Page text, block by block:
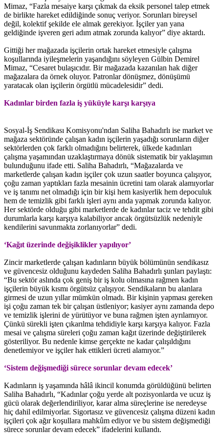
Mimaz, “Fazla mesaiye karşı çıkmak da eksik personel talep etmek
de birlikte hareket edildiğinde sonuç veriyor. Sorunları bireysel
değil, kolektif şekilde ele almak gerekiyor. İşçiler yan yana
geldiğinde işveren geri adım atmak zorunda kalıyor” diye aktardı.
Gittiği her mağazada işçilerin ortak hareket etmesiyle çalışma
koşullarında iyileşmelerin yaşandığını söyleyen Gülbin Demirel
Mimaz, “Cesaret bulaşıcıdır. Bir mağazada kazanılan hak diğer
mağazalara da örnek oluyor. Patronlar dönüşmez, dönüşümü
yaratacak olan işçilerin örgütlü mücadelesidir” dedi.
Kadınlar birden fazla iş yüküyle karşı karşıya
Sosyal-İş Sendikası Komisyonu'ndan Saliha Bahadırlı ise market ve
mağaza sektöründe çalışan kadın işçilerin yaşadığı sorunların diğer
sektörlerden çok farklı olmadığını belirterek, ülkede kadınları
çalışma yaşamından uzaklaştırmaya dönük sistematik bir yaklaşımın
bulunduğunu ifade etti. Saliha Bahadırlı, “Mağazalarda ve
marketlerde çalışan kadın işçiler çok uzun saatler boyunca çalışıyor,
çoğu zaman yaptıkları fazla mesainin ücretini tam olarak alamıyorlar
ve iş tanımı net olmadığı için bir kişi hem kasiyerlik hem depoculuk
hem de temizlik gibi farklı işleri aynı anda yapmak zorunda kalıyor.
Her sektörde olduğu gibi marketlerde de kadınlar taciz ve tehdit gibi
durumlarla karşı karşıya kalabiliyor ancak örgütsüzlük nedeniyle
kendilerini savunmakta zorlanıyorlar” dedi.
‘Kağıt üzerinde değişiklikler yapılıyor’
Zincir marketlerde çalışan kadınların büyük bölümünün sendikasız
ve güvencesiz olduğunu kaydeden Saliha Bahadırlı şunları paylaştı:
“Bu sektör aslında çok geniş bir iş kolu olmasına rağmen kadın
işçilerin büyük kısmı örgütsüz çalışıyor. Sendikaların bu alanlara
girmesi de uzun yıllar mümkün olmadı. Bir kişinin yapması gereken
işi çoğu zaman tek bir çalışan üstleniyor; kasiyer aynı zamanda depo
ve temizlik işlerini de yürütüyor ve buna rağmen işten ayrılamıyor.
Çünkü sürekli işten çıkarılma tehdidiyle karşı karşıya kalıyor. Fazla
mesai ve çalışma süreleri çoğu zaman kağıt üzerinde değiştirilerek
gösteriliyor. Bu nedenle kimse gerçekte ne kadar çalışıldığını
denetlemiyor ve işçiler hak ettikleri ücreti alamıyor.”
‘Sistem değişmediği sürece sorunlar devam edecek’
Kadınların iş yaşamında hâlâ ikincil konumda görüldüğünü belirten
Saliha Bahadırlı, “Kadınlar çoğu yerde alt pozisyonlarda ve ucuz iş
gücü olarak değerlendiriliyor, karar alma süreçlerine ise neredeyse
hiç dahil edilmiyorlar. Sigortasız ve güvencesiz çalışma düzeni kadın
işçileri çok ağır koşullara mahkûm ediyor ve bu sistem değişmediği
sürece sorunlar devam edecek” ifadelerini kullandı.